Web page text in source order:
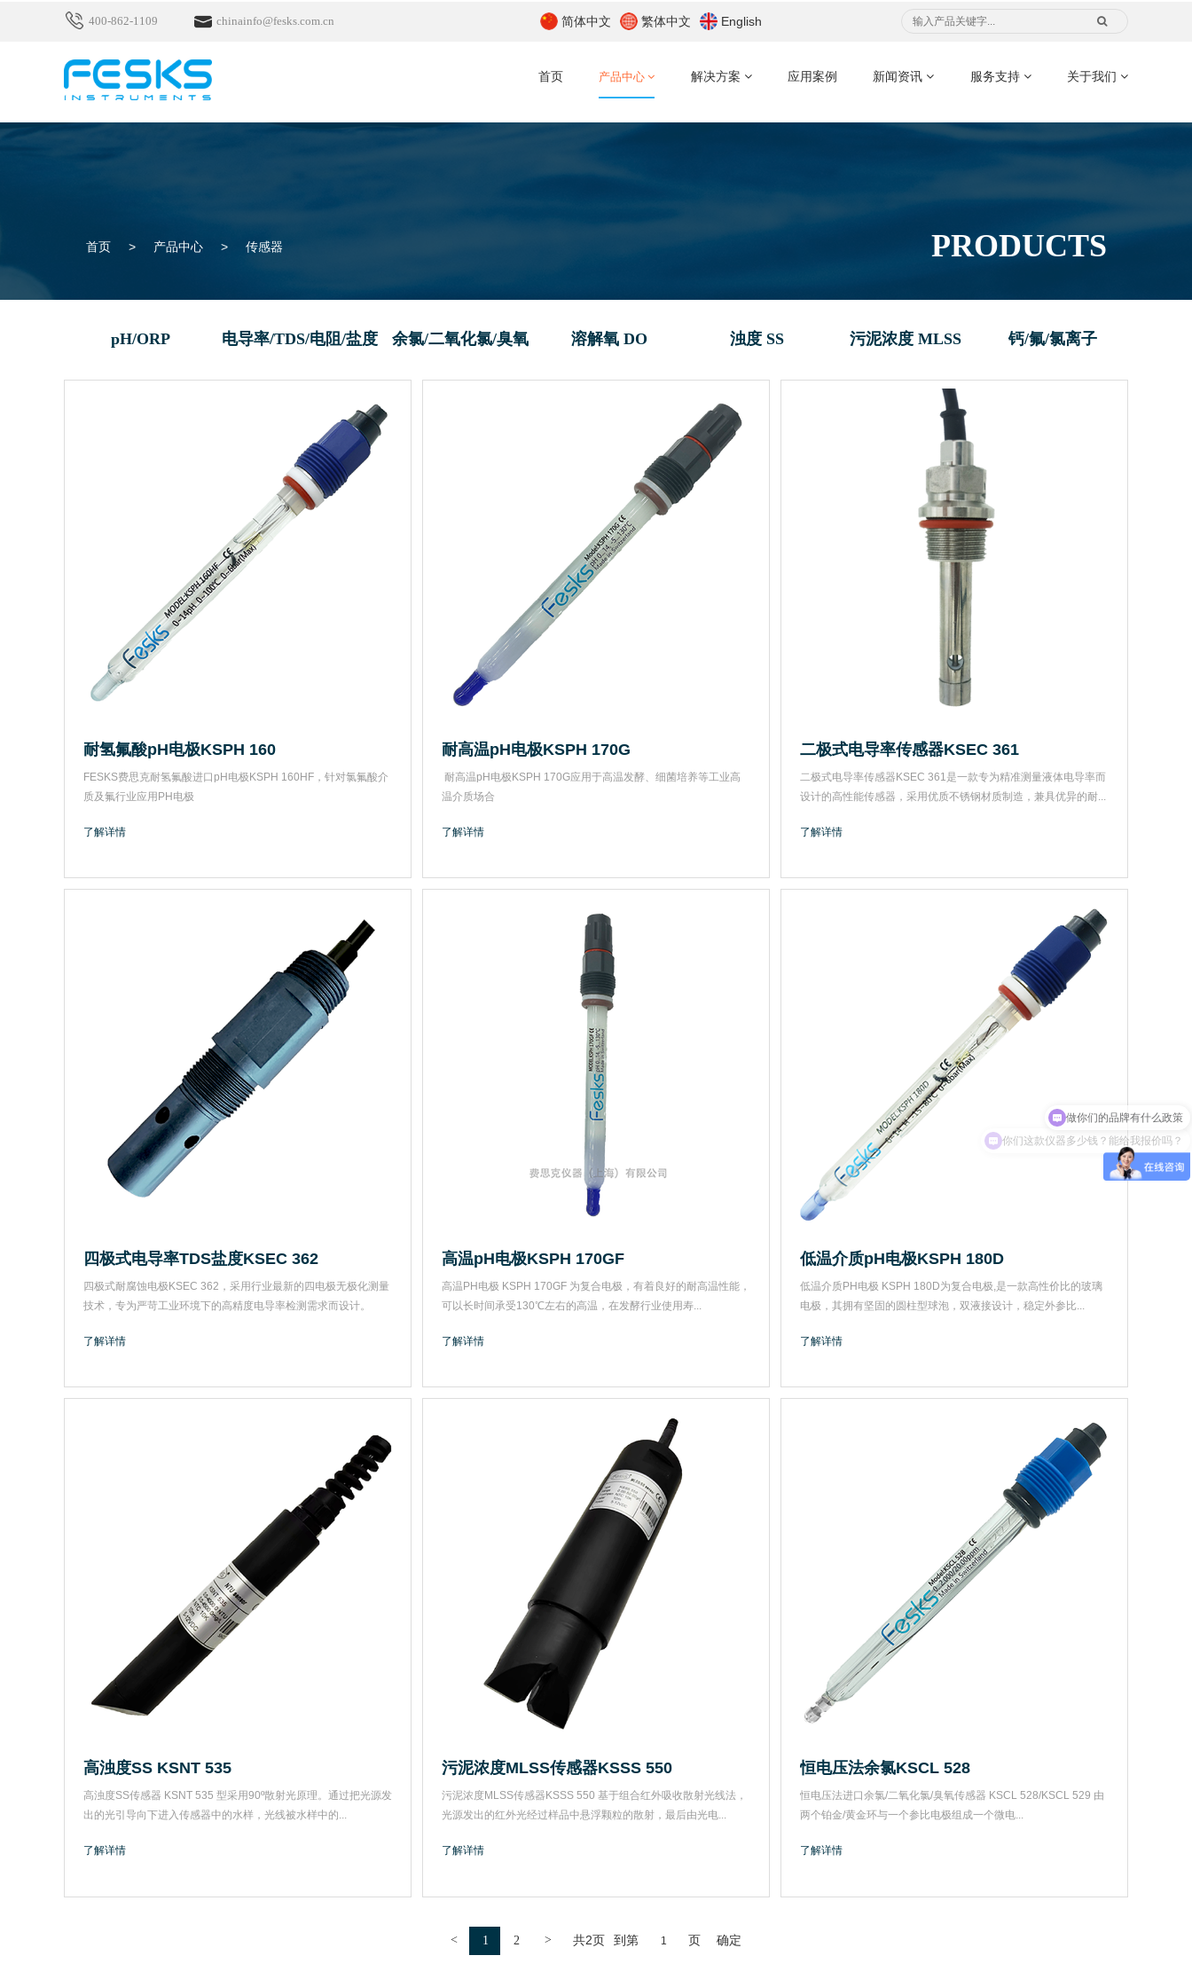
400-862-1109 chinainfo@fesks.com.cn 简体中文 繁体中文 English
首页 产品中心 解决方案 应用案例 新闻资讯 服务支持 关于我们
首页 > 产品中心 > 传感器 PRODUCTS
pH/ORP 电导率/TDS/电阻/盐度 余氯/二氧化氯/臭氧 溶解氧 DO 浊度 SS 污泥浓度 MLSS 钙/氟/氯离子
耐氢氟酸pH电极KSPH 160
FESKS费思克耐氢氟酸进口pH电极KSPH 160HF，针对氯氟酸介
质及氟行业应用PH电极
了解详情
耐高温pH电极KSPH 170G
温介质场合
了解详情
二极式电导率传感器KSEC 361
二极式电导率传感器KSEC 361是一款专为精准测量液体电导率而
设计的高性能传感器，采用优质不锈钢材质制造，兼具优异的耐...
了解详情
四极式电导率TDS盐度KSEC 362
四极式耐腐蚀电极KSEC 362，采用行业最新的四电极无极化测量
技术，专为严苛工业环境下的高精度电导率检测需求而设计。
了解详情
高温pH电极KSPH 170GF
高温PH电极 KSPH 170GF 为复合电极，有着良好的耐高温性能，
可以长时间承受130℃左右的高温，在发酵行业使用寿...
了解详情
低温介质pH电极KSPH 180D
低温介质PH电极 KSPH 180D为复合电极,是一款高性价比的玻璃
电极，其拥有坚固的圆柱型球泡，双液接设计，稳定外参比...
了解详情
高浊度SS KSNT 535
高浊度SS传感器 KSNT 535 型采用90º散射光原理。通过把光源发
出的光引导向下进入传感器中的水样，光线被水样中的...
了解详情
污泥浓度MLSS传感器KSSS 550
污泥浓度MLSS传感器KSSS 550 基于组合红外吸收散射光线法，
光源发出的红外光经过样品中悬浮颗粒的散射，最后由光电...
了解详情
恒电压法余氯KSCL 528
恒电压法进口余氯/二氧化氯/臭氧传感器 KSCL 528/KSCL 529 由
两个铂金/黄金环与一个参比电极组成一个微电...
了解详情
< 1 2 > 共2页 到第 页 确定
你们这款仪器多少钱？能给我报价吗？